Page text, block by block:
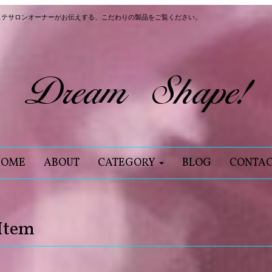
サロンオーナーがお伝えする、こだわりの製品をご覧ください。
ABOUT CATEGORY BLOG